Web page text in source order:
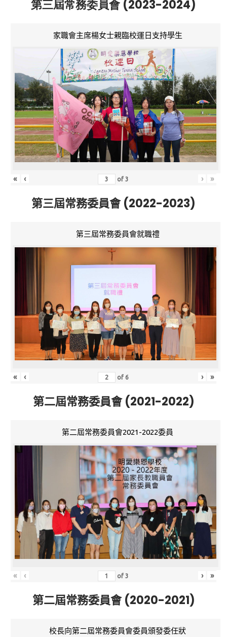
第三屆常務委員會 (2023-2024)
家職會主席楊女士親臨校運日支持學生
« ‹ of3 › »
第三屆常務委員會 (2022-2023)
第三屆常務委員會就職禮
« ‹ of 6 › »
第二屆常務委員會 (2021-2022)
第二屆常務委員會2021-2022委員
« ‹ of3 › »
第二屆常務委員會 (2020-2021)
校長向第二屆常務委員會委員頒發委任狀